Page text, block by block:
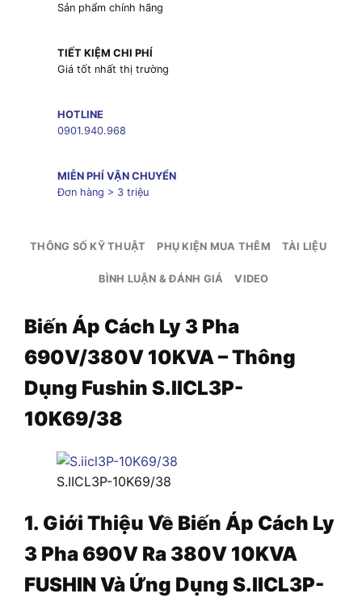
Sản phẩm chính hãng
TIẾT KIỆM CHI PHÍ
Giá tốt nhất thị trường
HOTLINE
0901.940.968
MIỄN PHÍ VẬN CHUYỂN
Đơn hàng > 3 triệu
THÔNG SỐ KỸ THUẬT PHỤ KIỆN MUA THÊM TÀI LIỆU
BÌNH LUẬN & ĐÁNH GIÁ VIDEO
Biến Áp Cách Ly 3 Pha
690V/380V 10KVA – Thông
Dụng Fushin S.IICL3P-
10K69/38
S.IICL3P-10K69/38
1. Giới Thiệu Về Biến Áp Cách Ly
3 Pha 690V Ra 380V 10KVA
FUSHIN Và Ứng Dụng S.IICL3P-